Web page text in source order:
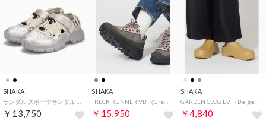
SHAKA
￥13,750
SHAKA
￥15,950
SHAKA
GARDEN CLOG EV （Beige）
￥4,840